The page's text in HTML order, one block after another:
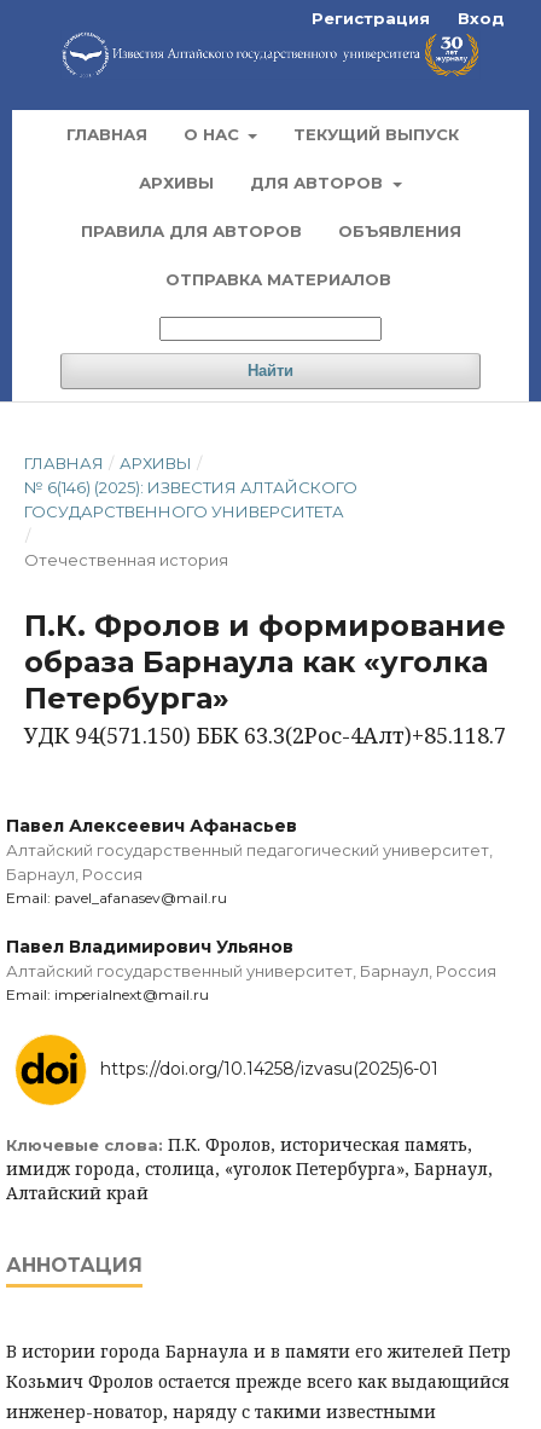
ГЛАВНАЯ О НАС ТЕКУЩИЙ ВЫПУСК
АРХИВЫ ДЛЯ АВТОРОВ
ПРАВИЛА ДЛЯ АВТОРОВ ОБЪЯВЛЕНИЯ
ОТПРАВКА МАТЕРИАЛОВ
Найти
Регистрация Вход
ГЛАВНАЯ / АРХИВЫ /
№ 6(146) (2025): ИЗВЕСТИЯ АЛТАЙСКОГО
ГОСУДАРСТВЕННОГО УНИВЕРСИТЕТА
/
Отечественная история
П.К. Фролов и формирование
образа Барнаула как «уголка
Петербурга»
УДК 94(571.150) ББК 63.3(2Рос-4Алт)+85.118.7
Павел Алексеевич Афанасьев
Алтайский государственный педагогический университет,
Барнаул, Россия
Email: pavel_afanasev@mail.ru
Павел Владимирович Ульянов
Алтайский государственный университет, Барнаул, Россия
Email: imperialnext@mail.ru
https://doi.org/10.14258/izvasu(2025)6-01
Ключевые слова: П.К. Фролов, историческая память,
имидж города, столица, «уголок Петербурга», Барнаул,
Алтайский край
АННОТАЦИЯ
В истории города Барнаула и в памяти его жителей Петр
Козьмич Фролов остается прежде всего как выдающийся
инженер-новатор, наряду с такими известными